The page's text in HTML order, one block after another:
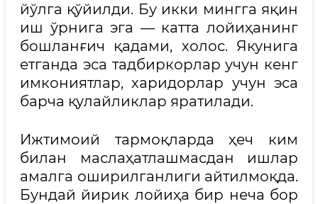
йўлга қўйилди. Бу икки мингга яқин
иш ўрнига эга — катта лойиҳанинг
бошланғич қадами, холос. Якунига
етганда эса тадбиркорлар учун кенг
имкониятлар, харидорлар учун эса
барча қулайликлар яратилади.
Ижтимоий тармоқларда ҳеч ким
билан маслаҳатлашмасдан ишлар
амалга оширилганлиги айтилмоқда.
Бундай йирик лойиҳа бир неча бор